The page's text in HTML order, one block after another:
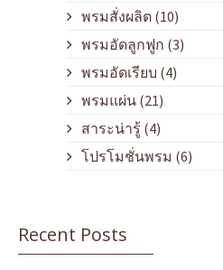
พรมสั่งผลิต (10)
พรมอัดลูกฟูก (3)
พรมอัดเรียบ (4)
พรมแผ่น (21)
สาระน่ารู้ (4)
โปรโมชั่นพรม (6)
Recent Posts